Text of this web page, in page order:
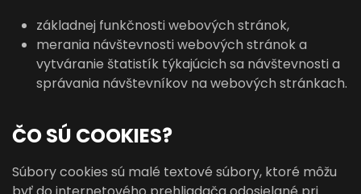
základnej funkčnosti webových stránok,
merania návštevnosti webových stránok a
vytváranie štatistík týkajúcich sa návštevnosti a
správania návštevníkov na webových stránkach.
ČO SÚ COOKIES?
Súbory cookies sú malé textové súbory, ktoré môžu